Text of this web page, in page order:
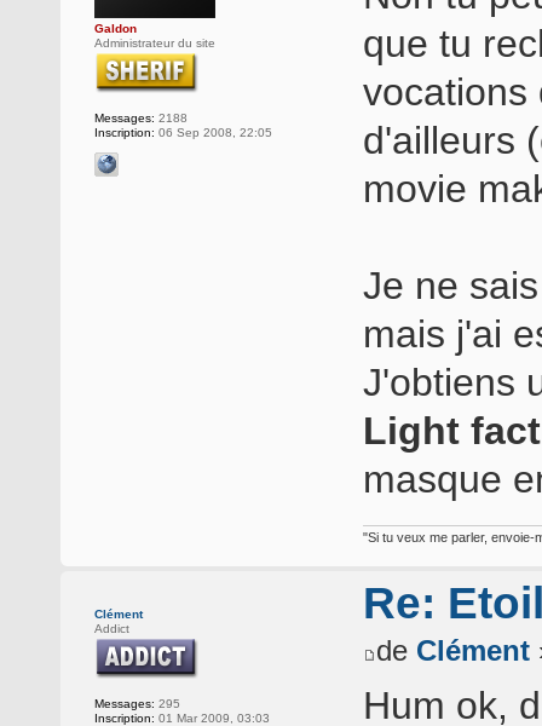
Galdon
Administrateur du site
Messages: 2188
Inscription: 06 Sep 2008, 22:05
que tu
vocations
d'ailleurs
movie
Je ne
mais j'ai
J'obtiens
Light
masque
"Si tu veux me parler, envoie-
Clément
Addict
Messages: 295
Inscription: 01 Mar 2009, 03:03
Re:
de Clément
Hum ok,